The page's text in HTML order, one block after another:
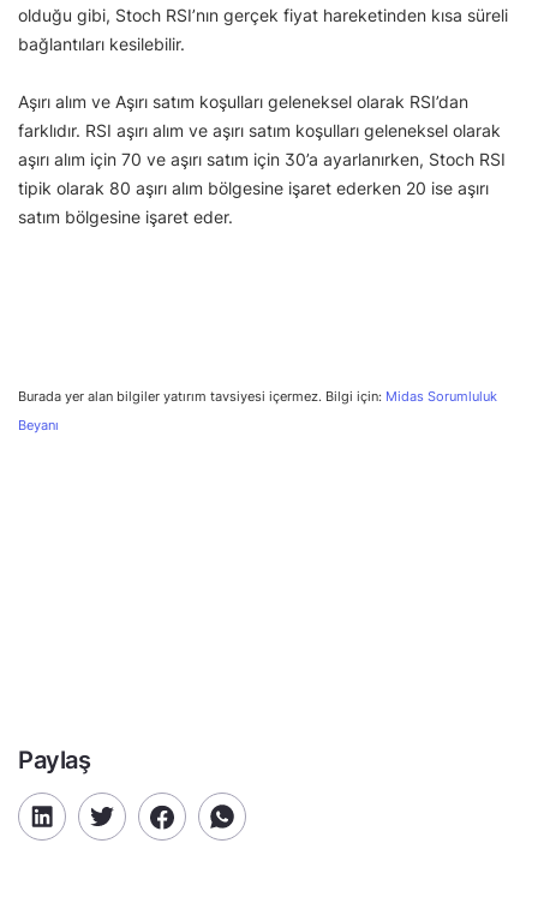
olduğu gibi, Stoch RSI’nın gerçek fiyat hareketinden kısa süreli
bağlantıları kesilebilir.
Aşırı alım ve Aşırı satım koşulları geleneksel olarak RSI’dan
farklıdır. RSI aşırı alım ve aşırı satım koşulları geleneksel olarak
aşırı alım için 70 ve aşırı satım için 30’a ayarlanırken, Stoch RSI
tipik olarak 80 aşırı alım bölgesine işaret ederken 20 ise aşırı
satım bölgesine işaret eder.
Burada yer alan bilgiler yatırım tavsiyesi içermez. Bilgi için: Midas Sorumluluk
Beyanı
Paylaş